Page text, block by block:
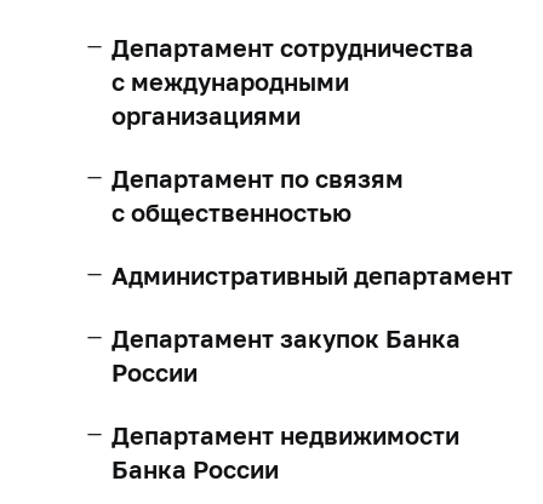
Департамент сотрудничества
с международными
организациями
Департамент по связям
с общественностью
Административный департамент
Департамент закупок Банка
России
Департамент недвижимости
Банка России